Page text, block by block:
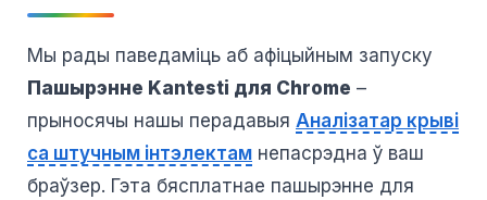
Мы рады паведаміць аб афіцыйным запуску
Пашырэнне Kantesti для Chrome –
прыносячы нашы перадавыя Аналізатар крыві
са штучным інтэлектам непасрэдна ў ваш
браўзер. Гэта бясплатнае пашырэнне для